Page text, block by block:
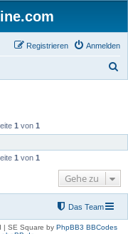
Anmelden
Registrieren
e
1 von 1
1 von 1
Gehe zu
Das Team
| SE Square by PhpBB3 BBCodes